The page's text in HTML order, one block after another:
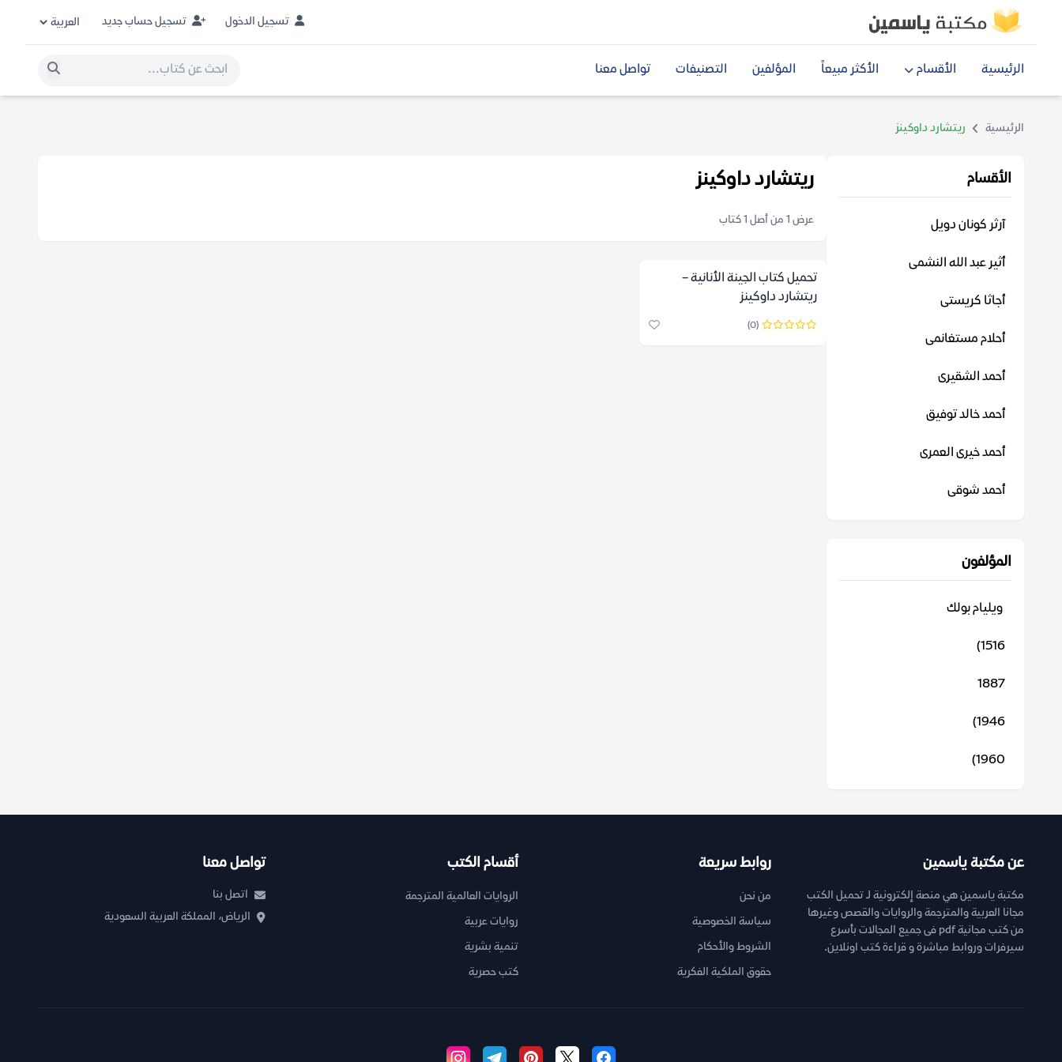
تسجيل الدخول تسجيل حساب جديد
الرئيسية الأقسام الأكثر مبيعاً المؤلفين التصنيفات تواصل معنا
الرئيسية ريتشارد داوكينز
الأقسام
آرثر كونان دويل
أثير عبد الله النشمى
أجاثا كريستى
أحلام مستغانمى
أحمد الشقيرى
أحمد خالد توفيق
أحمد خيرى العمرى
أحمد شوقى
المؤلفون
‬ ويليام بولك
1516)
1887
1946)
1960)
ريتشارد داوكينز
عرض 1 من أصل 1 كتاب
تحميل كتاب الجينة الأنانية –
ريتشارد داوكينز
(0)
عن مكتبة ياسمين
مكتبة ياسمين هي منصة إلكترونية لـ تحميل الكتب
مجانا العربية والمترجمة والروايات والقصص وغيرها
من كتب مجانية pdf فى جميع المجالات بأسرع
سيرفرات وروابط مباشرة و قراءة كتب اونلاين.
روابط سريعة
من نحن
سياسة الخصوصية
الشروط والأحكام
حقوق الملكية الفكرية
أقسام الكتب
الروايات العالمية المترجمة
روايات عربية
تنمية بشرية
كتب حصرية
تواصل معنا
اتصل بنا
الرياض، المملكة العربية السعودية